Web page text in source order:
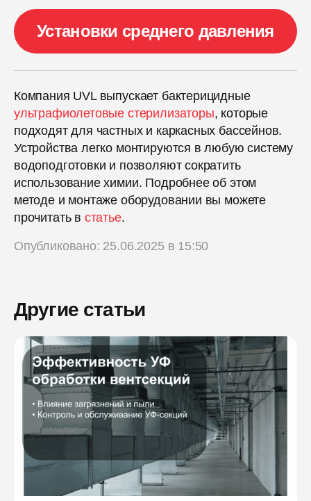
Установки среднего давления
Компания UVL выпускает бактерицидные
ультрафиолетовые стерилизаторы, которые
подходят для частных и каркасных бассейнов.
Устройства легко монтируются в любую систему
водоподготовки и позволяют сократить
использование химии. Подробнее об этом
методе и монтаже оборудовании вы можете
прочитать в статье.
Опубликовано: 25.06.2025 в 15:50
Другие статьи